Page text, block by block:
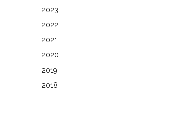
2023
2022
2021
2020
2019
2018